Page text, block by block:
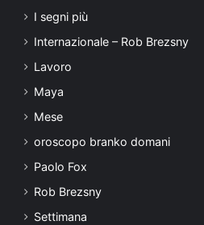
I segni più
Internazionale – Rob Brezsny
Lavoro
Maya
Mese
oroscopo branko domani
Paolo Fox
Rob Brezsny
Settimana